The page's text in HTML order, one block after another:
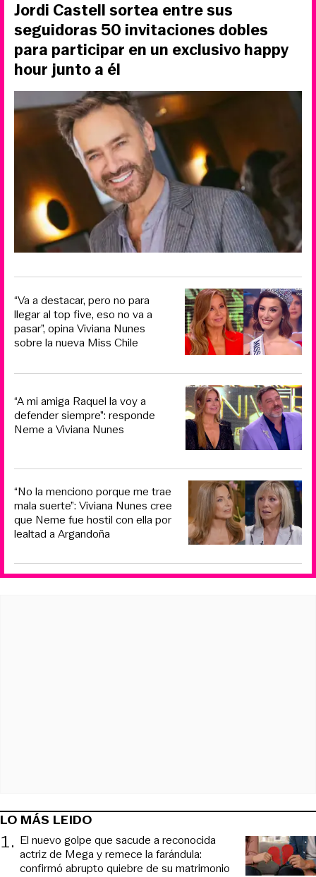
Jordi Castell sortea entre sus
seguidoras 50 invitaciones dobles
para participar en un exclusivo happy
hour junto a él
“Va a destacar, pero no para
llegar al top five, eso no va a
pasar”, opina Viviana Nunes
sobre la nueva Miss Chile
“A mi amiga Raquel la voy a
defender siempre”: responde
Neme a Viviana Nunes
“No la menciono porque me trae
mala suerte”: Viviana Nunes cree
que Neme fue hostil con ella por
lealtad a Argandoña
LO MÁS LEIDO
1. El nuevo golpe que sacude a reconocida
actriz de Mega y remece la farándula:
confirmó abrupto quiebre de su matrimonio